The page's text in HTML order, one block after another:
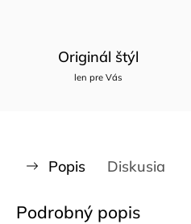
Originál štýl
len pre Vás
Popis Diskusia
Podrobný popis